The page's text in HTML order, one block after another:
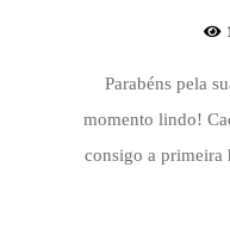
Parabéns pela
momento lindo!
consigo a primeira